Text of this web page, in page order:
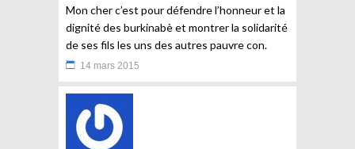
Mon cher c’est pour défendre l’honneur et la
dignité des burkinabè et montrer la solidarité
de ses fils les uns des autres pauvre con.
14 mars 2015